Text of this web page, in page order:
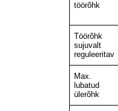
töörõhk
Töörõhk
sujuvalt
reguleeritav
Max.
lubatud
ülerõhk